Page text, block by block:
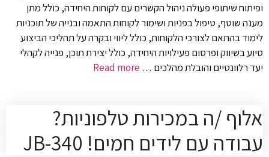
ופיתוח שיתופי פעולה ניהול הקשרים עם לקוחות היחידה, כולל מתן
מענה שוטף, טיפול בפניות ושימור לקוחות התאמה ובנייה של תוכניות
לימוד בהתאם לצורכי הלקוחות, כולל ליווי ובקרה על תהליכי הביצוע
סיוע בשיווק ופרסום פעילויות היחידה, כולל יצירת תוכן, פנייה לקהלי
יעד רלוונטיים והובלת מהלכים … Read more
אלוף /ה במכירות טלפוניות?
עבודה עם לידים חמים! JB-340